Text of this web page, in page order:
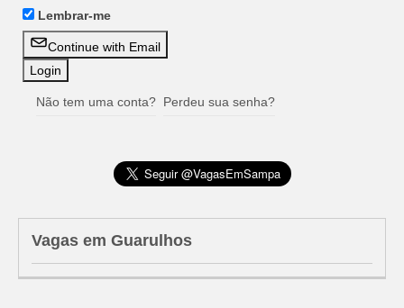
Lembrar-me
Continue with Email
Não tem uma conta? Perdeu sua senha?
Vagas em Guarulhos